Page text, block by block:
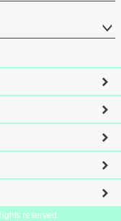
reserved.